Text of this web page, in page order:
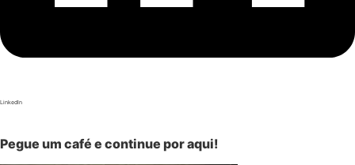
LinkedIn
Pegue um café e continue por aqui!